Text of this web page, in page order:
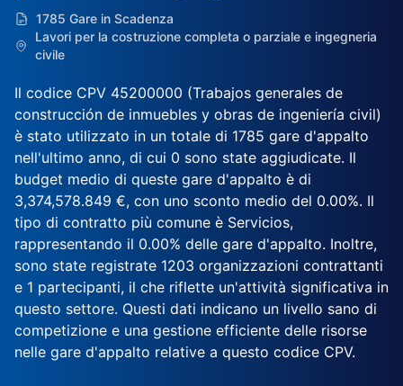
1785 Gare in Scadenza
Lavori per la costruzione completa o parziale e ingegneria
civile
Il codice CPV 45200000 (Trabajos generales de
construcción de inmuebles y obras de ingeniería civil)
è stato utilizzato in un totale di 1785 gare d'appalto
nell'ultimo anno, di cui 0 sono state aggiudicate. Il
budget medio di queste gare d'appalto è di
3,374,578.849 €, con uno sconto medio del 0.00%. Il
tipo di contratto più comune è Servicios,
rappresentando il 0.00% delle gare d'appalto. Inoltre,
sono state registrate 1203 organizzazioni contrattanti
e 1 partecipanti, il che riflette un'attività significativa in
questo settore. Questi dati indicano un livello sano di
competizione e una gestione efficiente delle risorse
nelle gare d'appalto relative a questo codice CPV.